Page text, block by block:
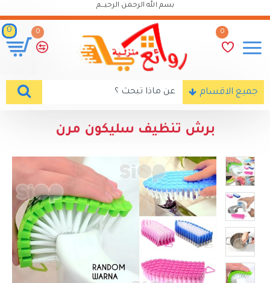
بسم الله الرحمن الرحيـــم
0
0
0
جميع الاقسام
برش تنظيف سليكون مرن